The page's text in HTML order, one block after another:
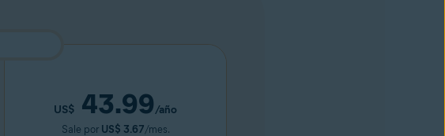
US$ 43.99/año
Sale por US$ 3.67/mes.